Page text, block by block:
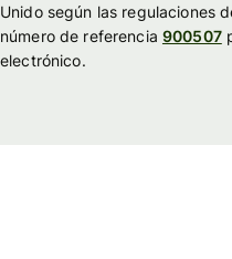
Unido según las regulaciones
número de referencia 900507
electrónico.